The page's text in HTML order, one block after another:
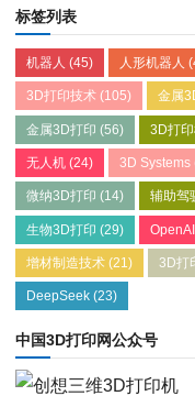
标签列表
机器人 (45) 人形机器人
3D打印技术 (105) 金属
金属3D打印 (56) 3D打
无人机 (24) 3D Systems
微纳3D打印 (14) 辅助驾
生物3D打印 (29) OpenAI
增材制造技术 (21) 3D打
DeepSeek (23)
中国3D打印网公众号